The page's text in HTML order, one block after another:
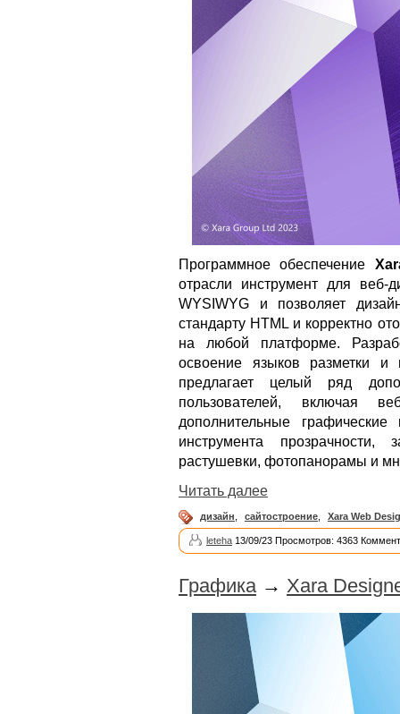
Программное обеспечение
отрасли инструмент для веб-
WYSIWYG и позволяет
стандарту HTML и корректно
на любой платформе.
освоение языков разметки и
предлагает целый ряд
пользователей, включая
дополнительные
инструмента прозрачности,
растушевки, фотопанорамы и
Читать далее
дизайн сайтостроение Xara Web
leteha 13/09/23 Просмотров: 4363
Графика→ Xara